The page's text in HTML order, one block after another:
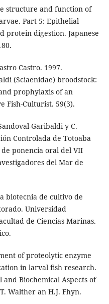
structure and function of
Part 5: Epithelial
protein digestion. Japanese
Castro. 1997.
(Sciaenidae) broodstock:
prophylaxis of an
Fish-Culturist. 59(3).
Garibaldi y C.
Controlada de Totoaba
ponencia oral del VII
del Mar de
biotecnia de cultivo de
Universidad
de Ciencias Marinas.
of proteolytic enzyme
in larval fish research.
and Biochemical Aspects of
Walther an H.J. Fhyn.